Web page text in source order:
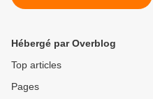
(2008)
Hébergé par Overblog
Top articles
Pages